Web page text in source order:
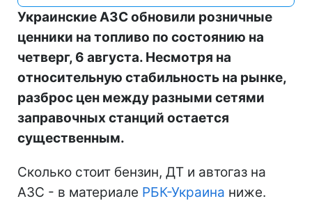
Украинские АЗС обновили розничные
ценники на топливо по состоянию на
четверг, 6 августа. Несмотря на
относительную стабильность на рынке,
разброс цен между разными сетями
заправочных станций остается
существенным.
Сколько стоит бензин, ДТ и автогаз на
АЗС - в материале РБК-Украина ниже.